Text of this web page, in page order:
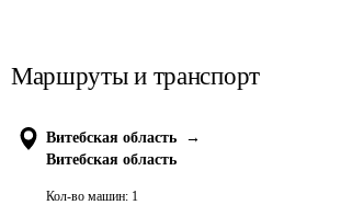
Маршруты и транспорт
Витебская область
→
Витебская область
Кол-во машин: 1